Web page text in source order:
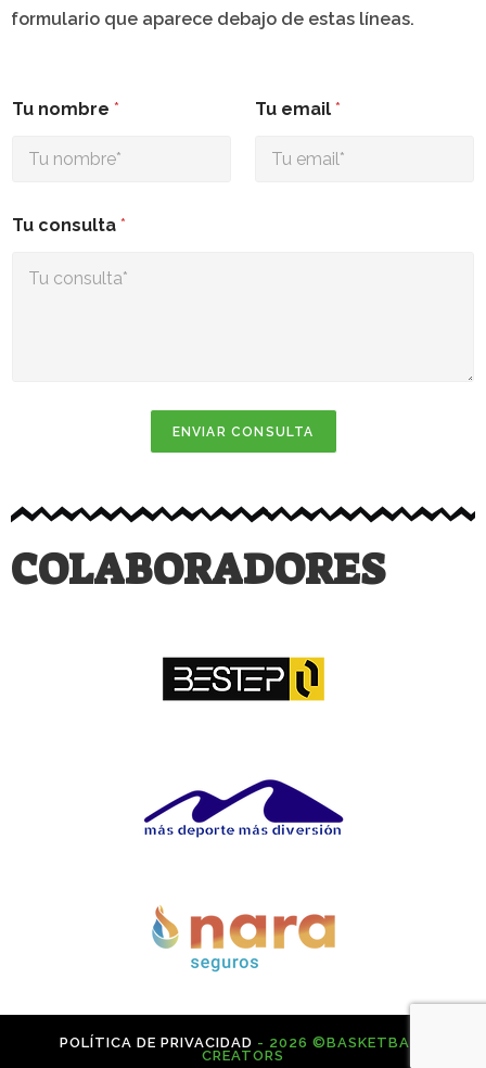
formulario que aparece debajo de estas líneas.
Tu nombre * Tu email *
Tu consulta *
ENVIAR CONSULTA
COLABORADORES
POLÍTICA DE PRIVACIDAD - 2026 ©BASKETBALL
CREATORS